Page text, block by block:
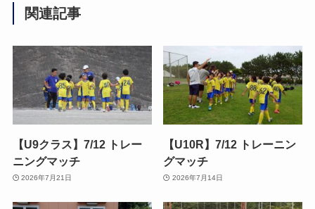
関連記事
【U9クラス】7/12 トレー
ニングマッチ
2026年7月21日
【U10R】7/12 トレーニン
グマッチ
2026年7月14日